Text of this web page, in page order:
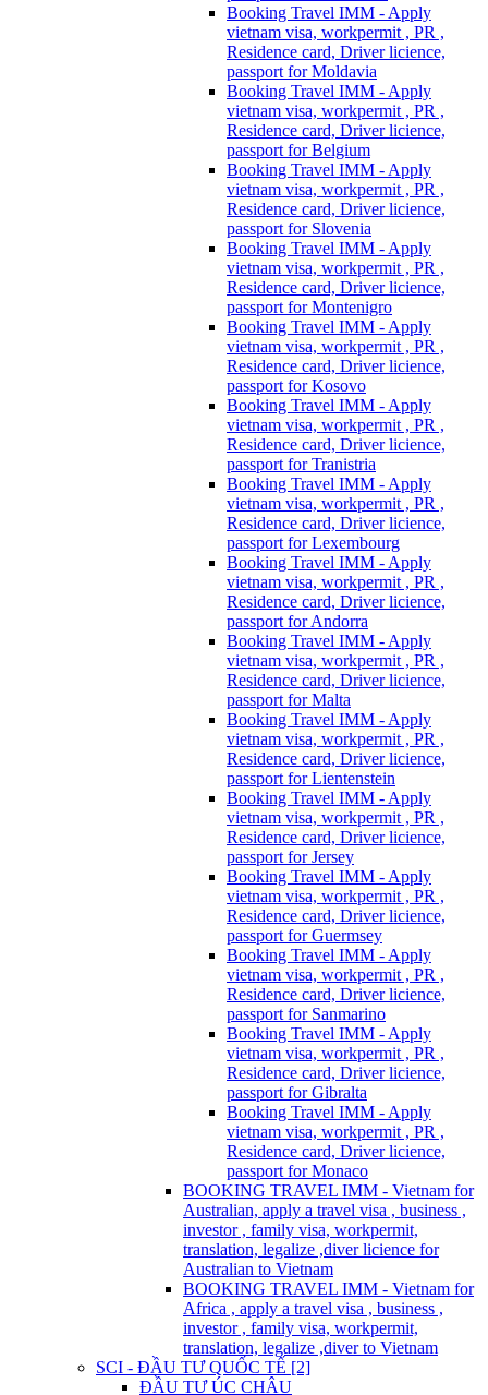
Booking Travel IMM - Apply
vietnam visa, workpermit , PR ,
Residence card, Driver licience,
passport for Moldavia
Booking Travel IMM - Apply
vietnam visa, workpermit , PR ,
Residence card, Driver licience,
passport for Belgium
Booking Travel IMM - Apply
vietnam visa, workpermit , PR ,
Residence card, Driver licience,
passport for Slovenia
Booking Travel IMM - Apply
vietnam visa, workpermit , PR ,
Residence card, Driver licience,
passport for Montenigro
Booking Travel IMM - Apply
vietnam visa, workpermit , PR ,
Residence card, Driver licience,
passport for Kosovo
Booking Travel IMM - Apply
vietnam visa, workpermit , PR ,
Residence card, Driver licience,
passport for Tranistria
Booking Travel IMM - Apply
vietnam visa, workpermit , PR ,
Residence card, Driver licience,
passport for Lexembourg
Booking Travel IMM - Apply
vietnam visa, workpermit , PR ,
Residence card, Driver licience,
passport for Andorra
Booking Travel IMM - Apply
vietnam visa, workpermit , PR ,
Residence card, Driver licience,
passport for Malta
Booking Travel IMM - Apply
vietnam visa, workpermit , PR ,
Residence card, Driver licience,
passport for Lientenstein
Booking Travel IMM - Apply
vietnam visa, workpermit , PR ,
Residence card, Driver licience,
passport for Jersey
Booking Travel IMM - Apply
vietnam visa, workpermit , PR ,
Residence card, Driver licience,
passport for Guermsey
Booking Travel IMM - Apply
vietnam visa, workpermit , PR ,
Residence card, Driver licience,
passport for Sanmarino
Booking Travel IMM - Apply
vietnam visa, workpermit , PR ,
Residence card, Driver licience,
passport for Gibralta
Booking Travel IMM - Apply
vietnam visa, workpermit , PR ,
Residence card, Driver licience,
passport for Monaco
BOOKING TRAVEL IMM - Vietnam for
Australian, apply a travel visa , business ,
investor , family visa, workpermit,
translation, legalize ,diver licience for
Australian to Vietnam
BOOKING TRAVEL IMM - Vietnam for
Africa , apply a travel visa , business ,
investor , family visa, workpermit,
translation, legalize ,diver to Vietnam
SCI - ĐẦU TƯ QUỐC TẾ [2]
ĐẦU TƯ ÚC CHÂU